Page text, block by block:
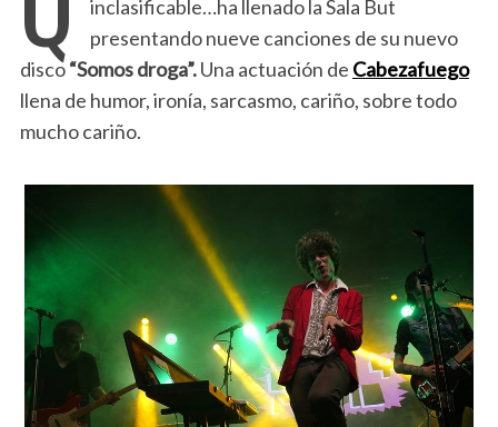
inclasificable…ha llenado la Sala But
presentando nueve canciones de su nuevo
disco“Somos droga”.Una actuación de Cabezafuego
llena de humor, ironía, sarcasmo, cariño, sobre todo
mucho cariño.